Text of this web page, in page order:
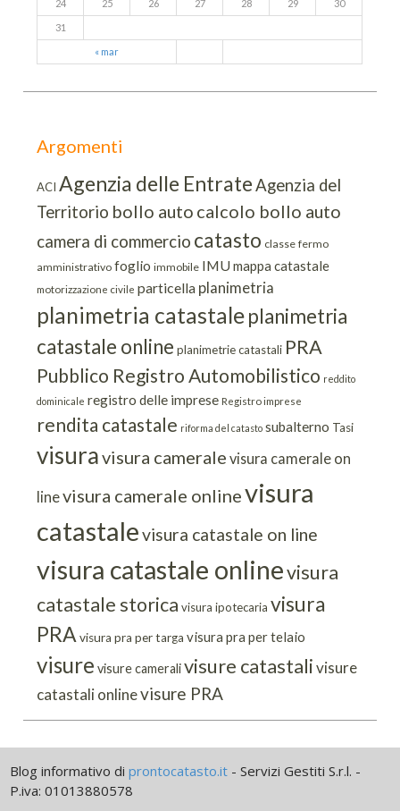
« mar
24 25 26 27 28 29 30
31
Argomenti
ACI Agenzia delle EntrateAgenzia del
Territorio bollo auto calcolo bollo auto
camera di commercio catasto classe fermo
amministrativo foglio immobile IMUmappa catastale
motorizzazione civile particella planimetria
planimetria catastaleplanimetria
catastale online planimetrie catastali PRA
Pubblico Registro Automobilistico reddito
dominicale registro delle imprese Registro imprese
rendita catastale riforma del catasto subalterno Tasi
visuravisura camerale visura camerale on
linevisura camerale onlinevisura
catastalevisura catastale on line
visura catastale onlinevisura
catastale storica visura ipotecaria visura
PRA visura pra per targa visura pra per telaio
visure visure cameralivisure catastali visure
catastali onlinevisure PRA
Blog informativo diprontocatasto.it - Servizi Gestiti S.r.l. -
P.iva: 01013880578